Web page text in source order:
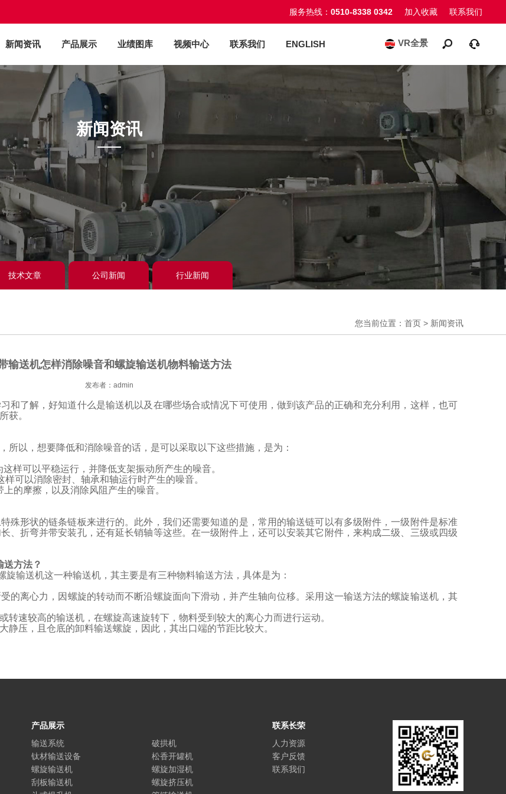
服务热线： 0510-8338 0342 加入收藏 联系我们
VR全景
新闻资讯 产品展示 业绩图库 视频中心 联系我们 ENGLISH
新闻资讯
技术文章 公司新闻 行业新闻
您当前位置：首页 > 新闻资讯
输送机怎样消除噪音和螺旋输送机物料输送方法
发布者：admin
和了解，好知道什么是输送机以及在哪些场合或情况下可使用，做到该产品的正确和充分利用，这样，也可
获。
所以，想要降低和消除噪音的话，是可以采取以下这些措施，是为：
这样可以平稳运行，并降低支架振动所产生的噪音。
样可以消除密封、轴承和轴运行时产生的噪音。
的摩擦，以及消除风阻产生的噪音。
殊形状的链条链板来进行的。此外，我们还需要知道的是，常用的输送链可以有多级附件，一级附件是标准
、折弯并带安装孔，还有延长销轴等这些。在一级附件上，还可以安装其它附件，来构成二级、三级或四级
送方法？
旋输送机这一种输送机，其主要是有三种物料输送方法，具体是为：
的离心力，因螺旋的转动而不断沿螺旋面向下滑动，并产生轴向位移。采用这一输送方法的螺旋输送机，其
转速较高的输送机，在螺旋高速旋转下，物料受到较大的离心力而进行运动。
静压，且 仓底的卸料输送螺旋 ，因此，其出口端的节距比较大。
产品展示
输送系统
钛材输送设备
螺旋输送机
刮板输送机
破拱机
松香开罐机
螺旋加湿机
螺旋挤压机
联系长荣
人力资源
客户反馈
联系我们